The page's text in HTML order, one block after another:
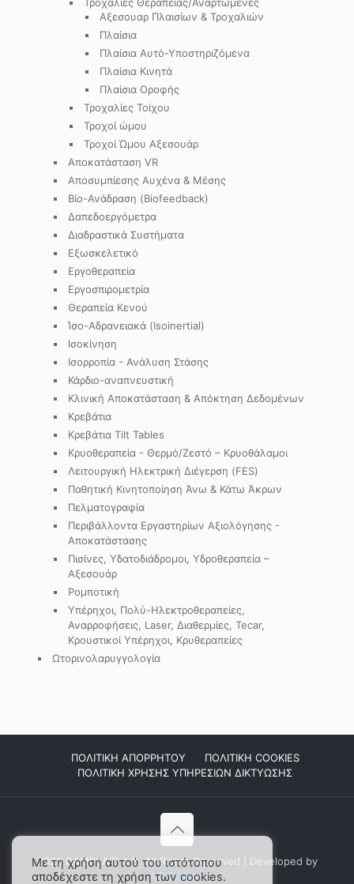
Αξεσουαρ Πλαισίων & Τροχαλιών
Πλαίσια
Πλαίσια Αυτό-Υποστηριζόμενα
Πλαίσια Κινητά
Πλαίσια Οροφής
Τροχαλίες Τοίχου
Τροχοί ώμου
Τροχοί Ώμου Αξεσουάρ
Αποκατάσταση VR
Αποσυμπίεσης Αυχένα & Μέσης
Βίο-Ανάδραση (Biofeedback)
Δαπεδοεργόμετρα
Διαδραστικά Συστήματα
Εξωσκελετικό
Εργοθεραπεία
Εργοσπιρομετρία
Θεραπεία Κενού
Ίσο-Αδρανειακά (Isoinertial)
Ισοκίνηση
Ισορροπία - Ανάλυση Στάσης
Κάρδιο-αναπνευστική
Κλινική Αποκατάσταση & Απόκτηση Δεδομένων
Κρεβάτια
Κρεβάτια Tilt Tables
Κρυοθεραπεία - Θερμό/Ζεστό – Κρυοθάλαμοι
Λειτουργική Ηλεκτρική Διέγερση (FES)
Παθητική Κινητοποίηση Άνω & Κάτω Άκρων
Πελματογραφία
Περιβάλλοντα Εργαστηρίων Αξιολόγησης -
Αποκατάστασης
Πισίνες, Υδατοδιάδρομοι, Υδροθεραπεία –
Αξεσουάρ
Ρομποτική
Υπέρηχοι, Πολύ-Ηλεκτροθεραπείες,
Αναρροφήσεις, Laser, Διαθερμίες, Tecar,
Κρουστικοί Υπέρηχοι, Κρυθεραπείες
Ωτορινολαρυγγολογία
ΠΟΛΙΤΙΚΗ ΑΠΟΡΡΗΤΟΥ
ΠΟΛΙΤΙΚΗ COOKIES
ΠΟΛΙΤΙΚΗ ΧΡΗΣΗΣ ΥΠΗΡΕΣΙΩΝ ΔΙΚΤΥΩΣΗΣ
2026 DAMPLAID Α.Ε. All Rights Reserved | Developed by
WP Experts
Με τη χρήση αυτού του ιστότοπου
αποδέχεστε τη χρήση των cookies.